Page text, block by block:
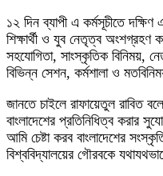
১২ দিন ব্যাপী এ কর্মসূচীতে দক্ষিণ
শিক্ষার্থী ও যুব নেতৃত্ব অংশগ্রহণ
সহযোগিতা, সাংস্কৃতিক বিনিময়,
বিভিন্ন সেশন, কর্মশালা ও
জানতে চাইলে রাফায়েতুল রাবিত
বাংলাদেশের প্রতিনিধিত্ব করার
আমি চেষ্টা করব বাংলাদেশের
বিশ্ববিদ্যালয়ের গৌরবকে